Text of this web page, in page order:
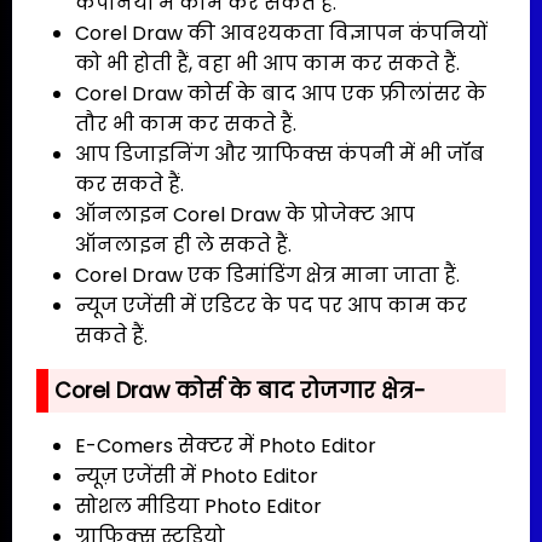
Corel Draw की आवश्यकता विज्ञापन कंपनियों
को भी होती हैं, वहा भी आप काम कर सकते हैं.
Corel Draw कोर्स के बाद आप एक फ्रीलांसर के
तौर भी काम कर सकते हैं.
आप डिजाइनिंग और ग्राफिक्स कंपनी में भी जॉब
कर सकते हैं.
ऑनलाइन Corel Draw के प्रोजेक्ट आप
ऑनलाइन ही ले सकते हैं.
Corel Draw एक डिमांडिंग क्षेत्र माना जाता हैं.
न्यूज एजेंसी में एडिटर के पद पर आप काम कर
सकते हैं.
Corel Draw कोर्स के बाद रोजगार क्षेत्र-
E-Comers सेक्टर में Photo Editor
न्यूज़ एजेंसी में Photo Editor
सोशल मीडिया Photo Editor